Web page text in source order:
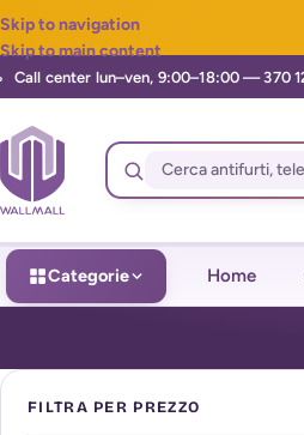
Skip to navigation
Skip to main content
Categorie Home
FILTRA PER PREZZO